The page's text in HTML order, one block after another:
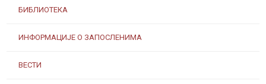
БИБЛИОТЕКА
ИНФОРМАЦИЈЕ О ЗАПОСЛЕНИМА
ВЕСТИ